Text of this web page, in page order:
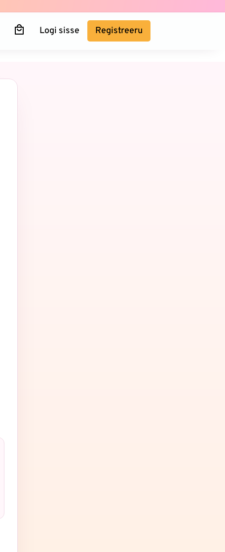
Logi sisse Registreeru